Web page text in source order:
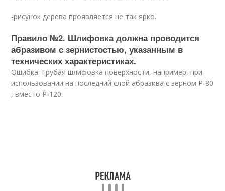
-рисунок дерева проявляется не так ярко.
Правило №2. Шлифовка должна проводится
абразивом с зернистостью, указанным в
технических характеристиках.
Ошибка: Грубая шлифовка поверхности, например, при
использовании на последний слой абразива с зерном Р-80
, вместо Р-120.